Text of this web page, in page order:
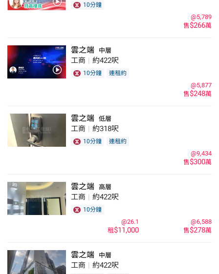
10分鐘
售$266萬
@5,789
雲之端 中層
工商 約422呎
10分鐘 連租約
售$248萬
@5,877
雲之端 低層
工商 約318呎
10分鐘 連租約
售$300萬
@9,434
雲之端 高層
工商 約422呎
10分鐘
售$278萬
@6,588
租$11,000
@26.1
雲之端 中層
工商 約422呎